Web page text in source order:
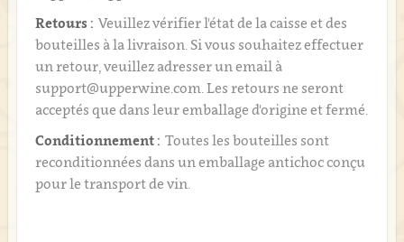
Retours : Veuillez vérifier l'état de la caisse et des
bouteilles à la livraison. Si vous souhaitez effectuer
un retour, veuillez adresser un email à
support@upperwine.com. Les retours ne seront
acceptés que dans leur emballage d'origine et fermé.
Conditionnement : Toutes les bouteilles sont
reconditionnées dans un emballage antichoc conçu
pour le transport de vin.